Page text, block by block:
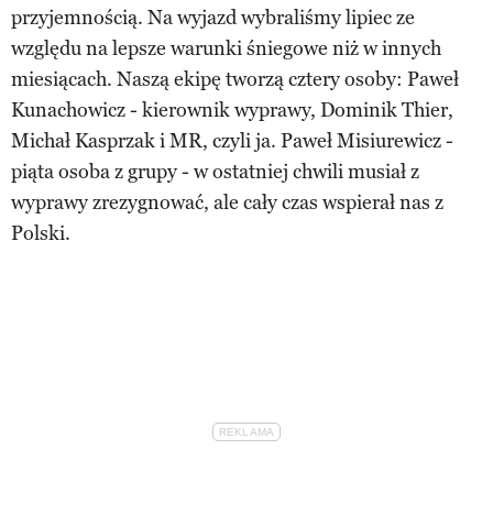
przyjemnością. Na wyjazd wybraliśmy lipiec ze
względu na lepsze warunki śniegowe niż w innych
miesiącach. Naszą ekipę tworzą cztery osoby: Paweł
Kunachowicz - kierownik wyprawy, Dominik Thier,
Michał Kasprzak i MR, czyli ja. Paweł Misiurewicz -
piąta osoba z grupy - w ostatniej chwili musiał z
wyprawy zrezygnować, ale cały czas wspierał nas z
Polski.